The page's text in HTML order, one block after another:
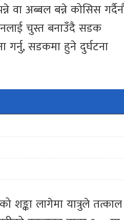
वा अब्बल बन्ने कोसिस
चुस्त बनाउँदै सडक
गर्नु, सडकमा हुने दुर्घटना
लागेमा यात्रुले तत्काल